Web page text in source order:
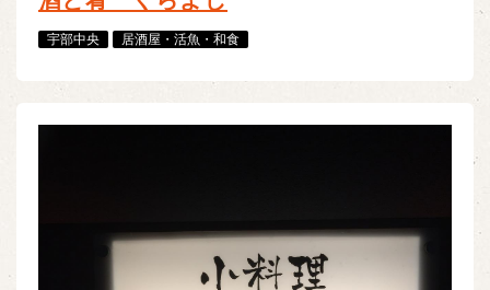
宇部中央 居酒屋・活魚・和食